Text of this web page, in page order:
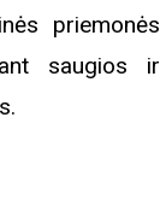
priemonės
saugios ir